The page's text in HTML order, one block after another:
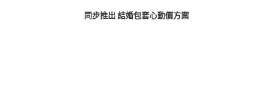
同步推出 結婚包套心動價方案